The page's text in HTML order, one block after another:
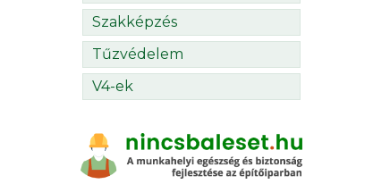
Szakképzés
Tűzvédelem
V4-ek